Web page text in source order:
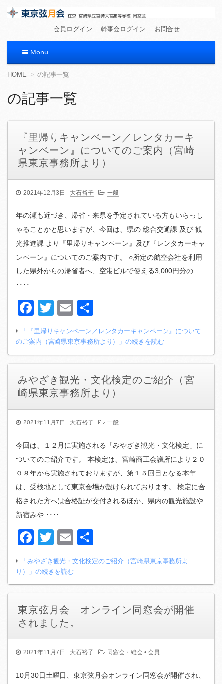
東京弦月会
在京 宮崎県立宮崎大宮高等学校 同窓会
会員ログイン 幹事会ログイン お問合せ
Menu
コ
テ
ン
動
HOME の記事一覧
の記事一覧
『里帰りキャンペーン／レンタカーキ
ャンペーン』についてのご案内（宮崎
県東京事務所より）
2021年12月3日 大石裕子 一般
年の瀬も近づき、帰省・来県を予定されている方もいらっし
ゃることかと思いますが、今回は、県の 総合交通課 及び 観
光推進課 より『里帰りキャンペーン』及び『レンタカーキャ
ンペーン』についてのご案内です。 ○所定の航空会社を利用
した県外からの帰省者へ、空港ビルで使える3,000円分の
‥‥
Facebook
TwitterEmail
「『里帰りキャンペーン／レンタカーキャンペーン』について
のご案内（宮崎県東京事務所より）」の続きを読む
みやざき観光・文化検定のご紹介（宮
崎県東京事務所より）
2021年11月7日 大石裕子 一般
今回は、１２月に実施される「みやざき観光・文化検定」に
ついてのご紹介です。 本検定は、宮崎商工会議所により２０
０８年から実施されておりますが、第１５回目となる本年
は、受検地として東京会場が設けられております。 検定に合
格された方へは合格証が交付されるほか、県内の観光施設や
新宿みや ‥‥
Facebook
TwitterEmail
有
「みやざき観光・文化検定のご紹介（宮崎県東京事務所よ
り）」の続きを読む
東京弦月会 オンライン同窓会が開催
されました。
2021年11月7日 大石裕子 同窓会・総会 • 会員
10月30日土曜日、東京弦月会オンライン同窓会が開催され、